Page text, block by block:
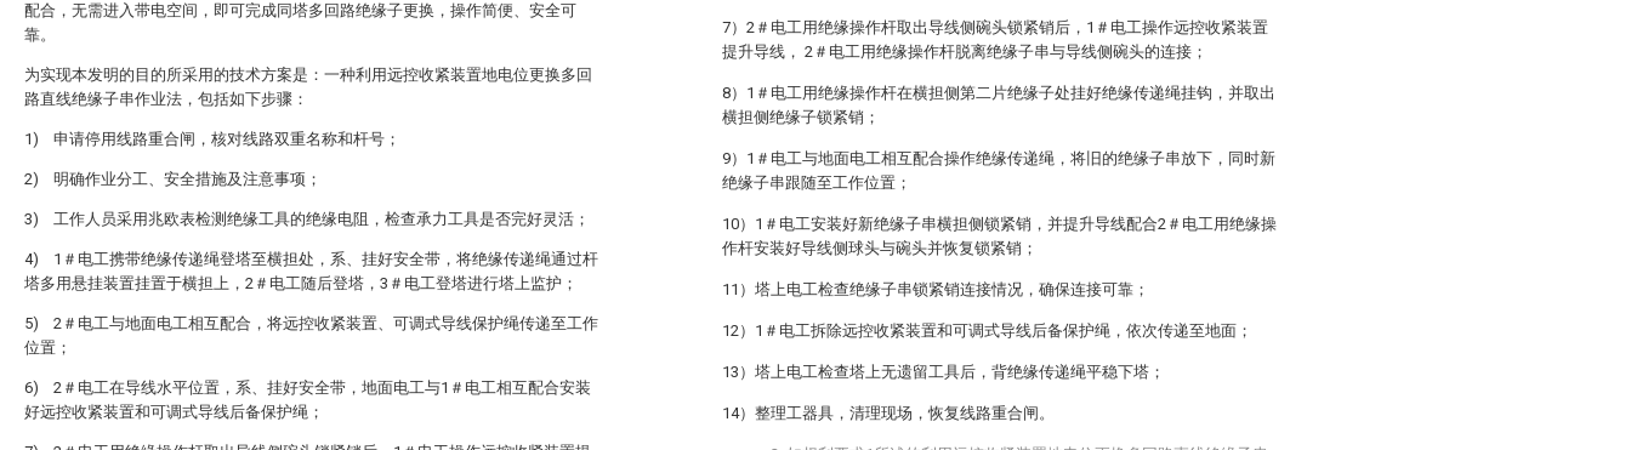
配合，无需进入带电空间，即可完成同塔多回路绝缘子更换，操作简便、安全可
靠。
为实现本发明的目的所采用的技术方案是：一种利用远控收紧装置地电位更换多回
路直线绝缘子串作业法，包括如下步骤：
1) 申请停用线路重合闸，核对线路双重名称和杆号；
2) 明确作业分工、安全措施及注意事项；
3) 工作人员采用兆欧表检测绝缘工具的绝缘电阻，检查承力工具是否完好灵活；
4) 1＃电工携带绝缘传递绳登塔至横担处，系、挂好安全带，将绝缘传递绳通过杆
塔多用悬挂装置挂置于横担上，2＃电工随后登塔，3＃电工登塔进行塔上监护；
5) 2＃电工与地面电工相互配合，将远控收紧装置、可调式导线保护绳传递至工作
位置；
6) 2＃电工在导线水平位置，系、挂好安全带，地面电工与1＃电工相互配合安装
好远控收紧装置和可调式导线后备保护绳；
7）2＃电工用绝缘操作杆取出导线侧碗头锁紧销后，1＃电工操作远控收紧装置
提升导线， 2＃电工用绝缘操作杆脱离绝缘子串与导线侧碗头的连接；
8）1＃电工用绝缘操作杆在横担侧第二片绝缘子处挂好绝缘传递绳挂钩，并取出
横担侧绝缘子锁紧销；
9）1＃电工与地面电工相互配合操作绝缘传递绳，将旧的绝缘子串放下，同时新
绝缘子串跟随至工作位置；
10）1＃电工安装好新绝缘子串横担侧锁紧销，并提升导线配合2＃电工用绝缘操
作杆安装好导线侧球头与碗头并恢复锁紧销；
11）塔上电工检查绝缘子串锁紧销连接情况，确保连接可靠；
12）1＃电工拆除远控收紧装置和可调式导线后备保护绳，依次传递至地面；
13）塔上电工检查塔上无遗留工具后，背绝缘传递绳平稳下塔；
14）整理工器具，清理现场，恢复线路重合闸。